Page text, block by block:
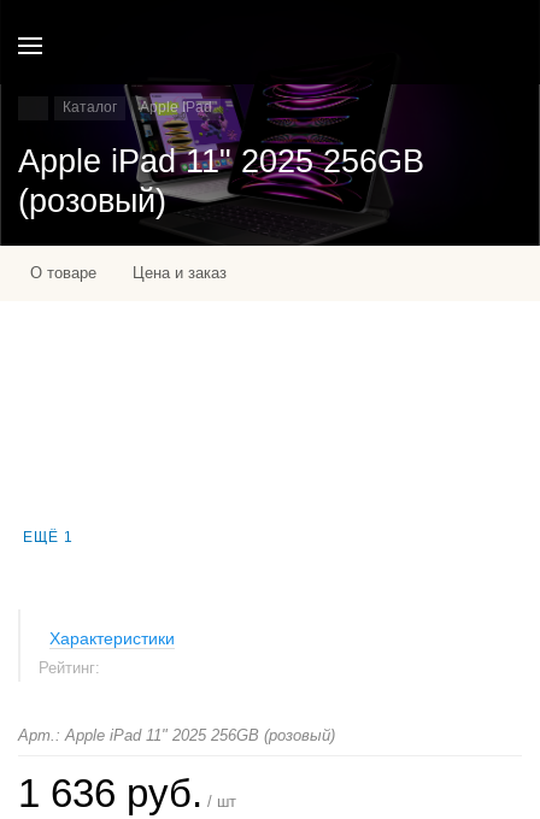
Каталог Apple IPad
Apple iPad 11" 2025 256GB
(розовый)
О товаре Цена и заказ
ЕЩЁ 1
Характеристики
Рейтинг:
Арт.: Apple iPad 11" 2025 256GB (розовый)
1 636 руб. / шт